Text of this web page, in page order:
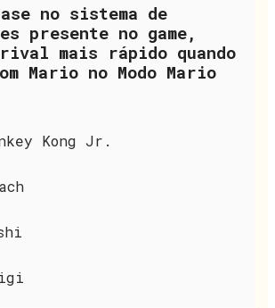
no sistema de
presente no game,
mais rápido quando
Mario no Modo Mario
Kong Jr.